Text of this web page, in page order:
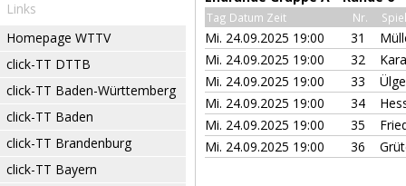
Links
Homepage WTTV
click-TT DTTB
click-TT Baden-Württemberg
click-TT Baden
click-TT Brandenburg
click-TT Bayern
Tag Datum Zeit Nr.
Mi. 24.09.2025 19:00 31
Mi. 24.09.2025 19:00
32
Mi. 24.09.2025 19:00
33
Mi. 24.09.2025 19:00
34
Mi. 24.09.2025 19:00
35
Mi. 24.09.2025 19:00
36